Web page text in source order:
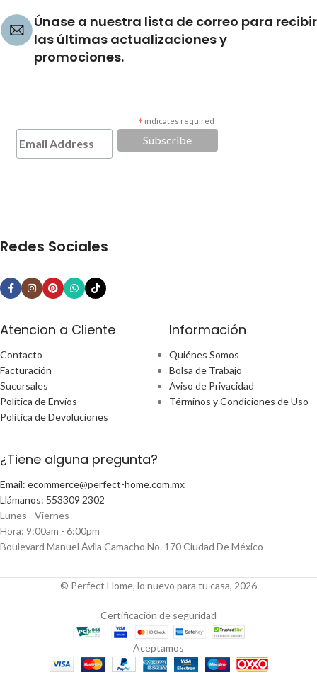
Únase a nuestra lista de correo para recibir
las últimas actualizaciones y
promociones.
* indicates required
Redes Sociales
Atencion a Cliente
Contacto
Facturación
Sucursales
Política de Envíos
Política de Devoluciones
Información
Quiénes Somos
Bolsa de Trabajo
Aviso de Privacidad
Términos y Condiciones de Uso
¿Tiene alguna pregunta?
Email: ecommerce@perfect-home.com.mx
Llámanos: 553309 2302
Lunes - Viernes
Hora: 9:00am - 6:00pm
Boulevard Manuel Ávila Camacho No. 170 Ciudad De México
© Perfect Home, lo nuevo para tu casa, 2026
Certificación de seguridad
Aceptamos